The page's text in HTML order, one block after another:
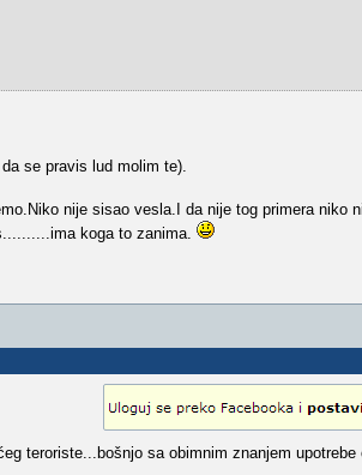
se pravis lud molim te).
nije sisao vesla.I da nije tog primera niko
koga to zanima.
teroriste...bošnjo sa obimnim znanjem